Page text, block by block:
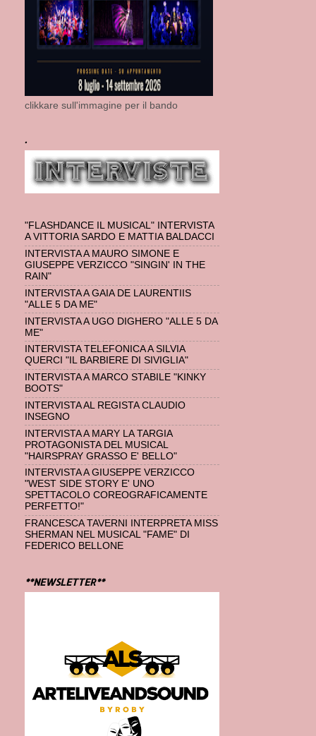
clikkare sull'immagine per il bando
.
"FLASHDANCE IL MUSICAL" INTERVISTA
A VITTORIA SARDO E MATTIA BALDACCI
INTERVISTA A MAURO SIMONE E
GIUSEPPE VERZICCO "SINGIN' IN THE
RAIN"
INTERVISTA A GAIA DE LAURENTIIS
"ALLE 5 DA ME"
INTERVISTA A UGO DIGHERO "ALLE 5 DA
ME"
INTERVISTA TELEFONICA A SILVIA
QUERCI "IL BARBIERE DI SIVIGLIA"
INTERVISTA A MARCO STABILE "KINKY
BOOTS"
INTERVISTA AL REGISTA CLAUDIO
INSEGNO
INTERVISTA A MARY LA TARGIA
PROTAGONISTA DEL MUSICAL
"HAIRSPRAY GRASSO E' BELLO"
INTERVISTA A GIUSEPPE VERZICCO
"WEST SIDE STORY E' UNO
SPETTACOLO COREOGRAFICAMENTE
PERFETTO!"
FRANCESCA TAVERNI INTERPRETA MISS
SHERMAN NEL MUSICAL "FAME" DI
FEDERICO BELLONE
**NEWSLETTER**